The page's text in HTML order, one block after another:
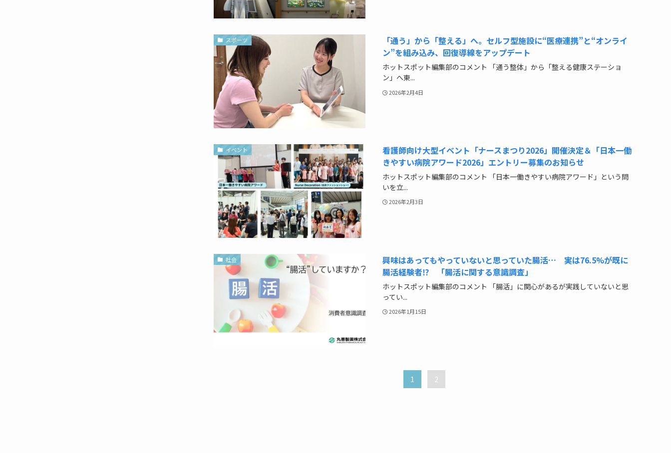
スポーツ
「通う」から「整える」へ。セルフ型施設に“医療連携”と“オンライ
ン”を組み込み、回復導線をアップデート
ホットスポット編集部のコメント 「通う整体」から「整える健康ステーショ
ン」へ東...
2026年2月4日
イベント
看護師向け大型イベント「ナースまつり2026」開催決定＆「日本一働
きやすい病院アワード2026」エントリー募集のお知らせ
ホットスポット編集部のコメント 「日本一働きやすい病院アワード」という問
いを立...
2026年2月3日
社会
興味はあってもやっていないと思っていた腸活… 実は76.5%が既に
腸活経験者⁉ 「腸活に関する意識調査」
ホットスポット編集部のコメント 「腸活」に関心があるが実践していないと思
ってい...
2026年1月15日
1 2